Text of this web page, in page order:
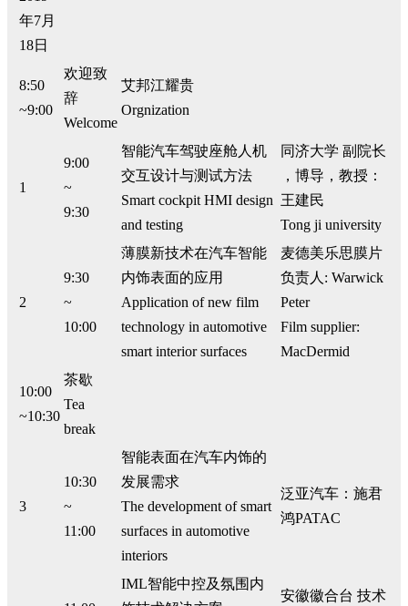
年7月
18日
8:50
~9:00
欢迎致
辞
Welcome
艾邦江耀贵
Orgnization
1
9:00
~
9:30
智能汽车驾驶座舱人机
交互设计与测试方法
Smart cockpit HMI design
and testing
同济大学 副院长
，博导，教授：
王建民
Tong ji university
2
9:30
~
10:00
薄膜新技术在汽车智能
内饰表面的应用
Application of new film
technology in automotive
smart interior surfaces
麦德美乐思膜片
负责人: Warwick
Peter
Film supplier:
MacDermid
10:00
~10:30
茶歇
Tea
break
3
10:30
~
11:00
智能表面在汽车内饰的
发展需求
The development of smart
surfaces in automotive
interiors
泛亚汽车：施君
鸿PATAC
IML智能中控及氛围内
安徽徽合台 技术